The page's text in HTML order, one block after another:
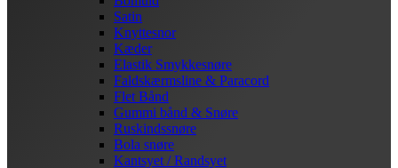
Satin
Knyttesnor
Kæder
Elastik Smykkesnøre
Faldskærmsline & Paracord
Flet Bånd
Gummi bånd & Snøre
Ruskindssnøre
Bola snøre
Kantsyet / Randsyet